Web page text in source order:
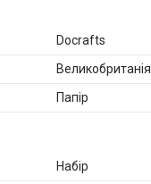
Docrafts
Великобританія
Папір
Набір